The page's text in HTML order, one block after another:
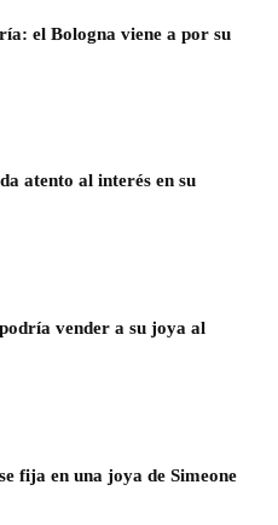
el Bologna viene a por su
atento al interés en su
vender a su joya al
fija en una joya de Simeone